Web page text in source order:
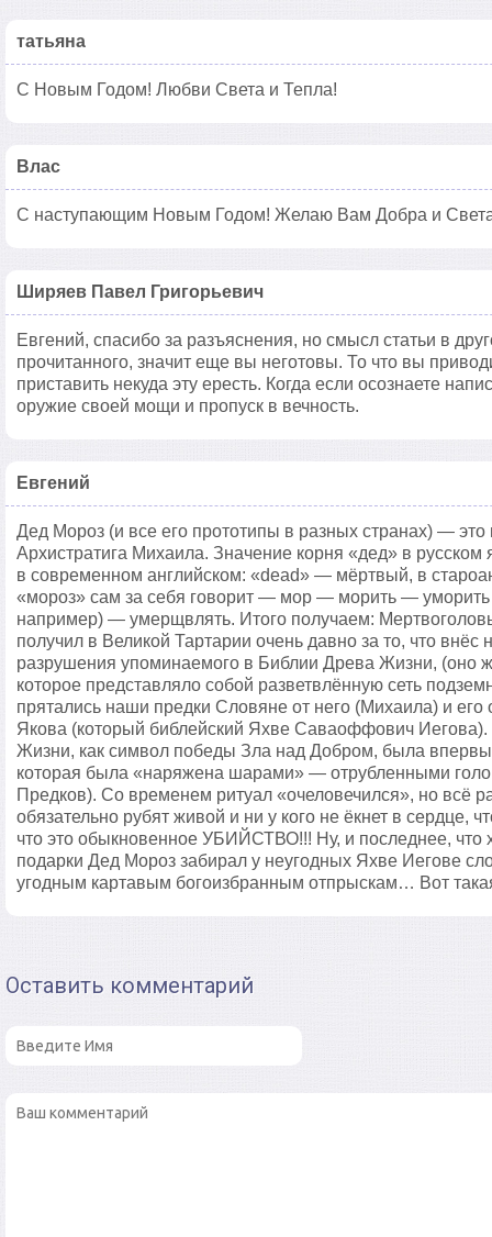
татьяна
С Новым Годом! Любви Света и Тепла!
Влас
С наступающим Новым Годом! Желаю Вам Добра и
Ширяев Павел Григорьевич
Евгений, спасибо за разъяснения, но смысл статьи в
прочитанного, значит еще вы неготовы. То что вы
приставить некуда эту ересть. Когда если осознаете
оружие своей мощи и пропуск в вечность.
Евгений
Дед Мороз (и все его прототипы в разных странах) — это
Архистратига Михаила. Значение корня «дед» в русском
в современном английском: «dead» — мёртвый, в
«мороз» сам за себя говорит — мор — морить — уморить
например) — умерщвлять. Итого получаем:
получил в Великой Тартарии очень давно за то, что
разрушения упоминаемого в Библии Древа Жизни, (оно
которое представляло собой разветвлённую сеть
прятались наши предки Словяне от него (Михаила) и его
Якова (который библейский Яхве Саваоффович
Жизни, как символ победы Зла над Добром, была
которая была «наряжена шарами» — отрубленными
Предков). Со временем ритуал «очеловечился», но всё
обязательно рубят живой и ни у кого не ёкнет в сердце,
что это обыкновенное УБИЙСТВО!!! Ну, и последнее, что
подарки Дед Мороз забирал у неугодных Яхве Иегове
угодным картавым богоизбранным отпрыскам… Вот
Оставить комментарий